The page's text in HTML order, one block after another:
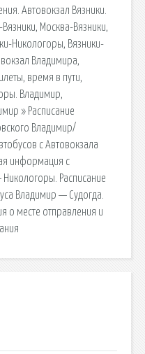
Автовокзал Вязники.
Москва-Вязники,
Никологоры, Вязники-
Владимира,
время в пути,
Владимир,
» Расписание
Владимир/
с Автовокзала
информация с
Расписание
Владимир — Судогда.
о месте отправления и